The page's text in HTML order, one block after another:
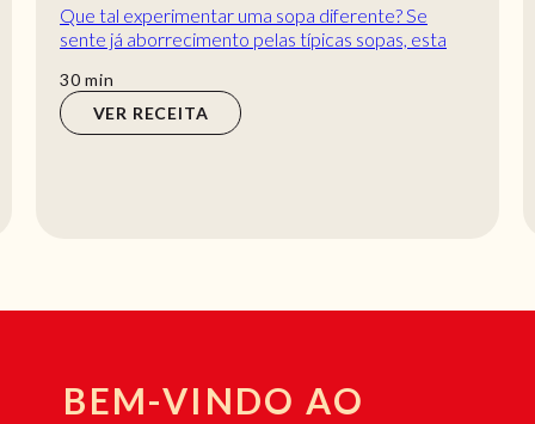
Que tal experimentar uma sopa diferente? Se
sente já aborrecimento pelas típicas sopas, esta
30min
min
VER RECEITA
BEM-VINDO AO